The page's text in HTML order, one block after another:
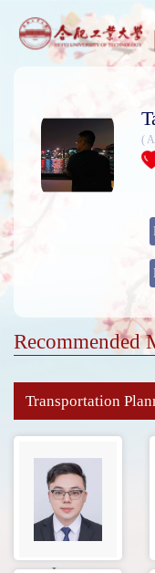
(
Recommended
Transportation